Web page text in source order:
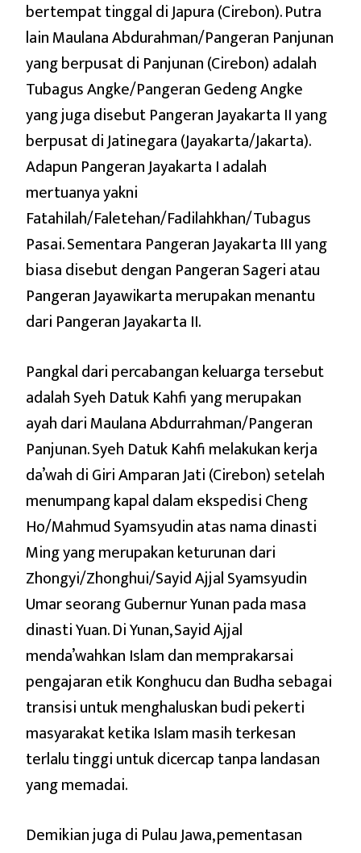
bertempat tinggal di Japura (Cirebon). Putra
lain Maulana Abdurahman/Pangeran Panjunan
yang berpusat di Panjunan (Cirebon) adalah
Tubagus Angke/Pangeran Gedeng Angke
yang juga disebut Pangeran Jayakarta II yang
berpusat di Jatinegara (Jayakarta/Jakarta).
Adapun Pangeran Jayakarta I adalah
mertuanya yakni
Fatahilah/Faletehan/Fadilahkhan/Tubagus
Pasai. Sementara Pangeran Jayakarta III yang
biasa disebut dengan Pangeran Sageri atau
Pangeran Jayawikarta merupakan menantu
dari Pangeran Jayakarta II.
Pangkal dari percabangan keluarga tersebut
adalah Syeh Datuk Kahfi yang merupakan
ayah dari Maulana Abdurrahman/Pangeran
Panjunan. Syeh Datuk Kahfi melakukan kerja
da’wah di Giri Amparan Jati (Cirebon) setelah
menumpang kapal dalam ekspedisi Cheng
Ho/Mahmud Syamsyudin atas nama dinasti
Ming yang merupakan keturunan dari
Zhongyi/Zhonghui/Sayid Ajjal Syamsyudin
Umar seorang Gubernur Yunan pada masa
dinasti Yuan. Di Yunan, Sayid Ajjal
menda’wahkan Islam dan memprakarsai
pengajaran etik Konghucu dan Budha sebagai
transisi untuk menghaluskan budi pekerti
masyarakat ketika Islam masih terkesan
terlalu tinggi untuk dicercap tanpa landasan
yang memadai.
Demikian juga di Pulau Jawa, pementasan